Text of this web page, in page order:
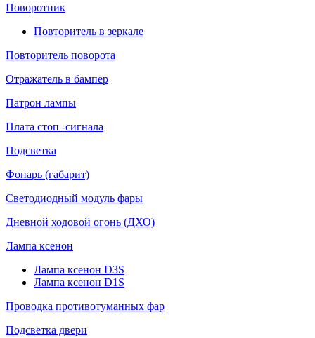
Поворотник
Повторитель в зеркале
Повторитель поворота
Отражатель в бампер
Патрон лампы
Плата стоп -сигнала
Подсветка
Фонарь (габарит)
Светодиодный модуль фары
Дневной ходовой огонь (ДХО)
Лампа ксенон
Лампа ксенон D3S
Лампа ксенон D1S
Проводка противотуманных фар
Подсветка двери